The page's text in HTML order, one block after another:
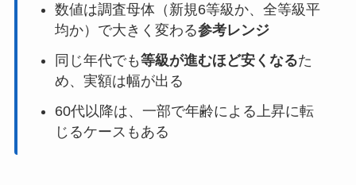
数値は調査母体（新規6等級か、全等級平
均か）で大きく変わる参考レンジ
同じ年代でも等級が進むほど安くなるた
め、実額は幅が出る
60代以降は、一部で年齢による上昇に転
じるケースもある